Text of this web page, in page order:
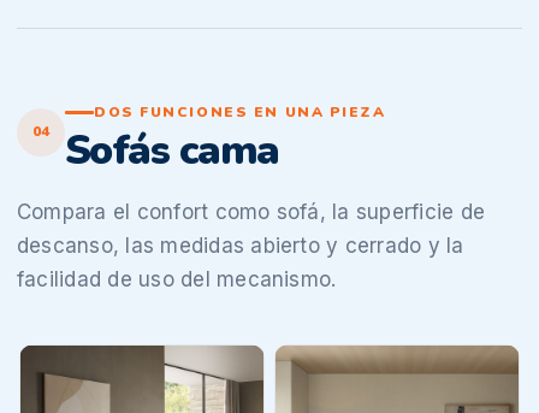
04
DOS FUNCIONES EN UNA PIEZA
Sofás cama
Compara el confort como sofá, la superficie de
descanso, las medidas abierto y cerrado y la
facilidad de uso del mecanismo.